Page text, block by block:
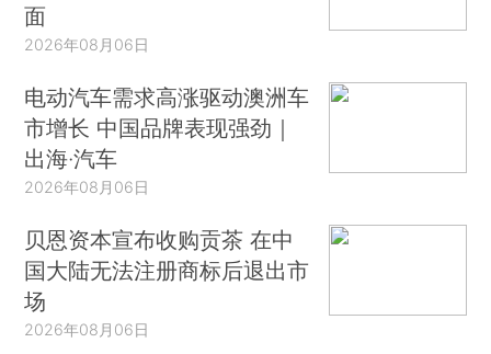
面
2026年08月06日
电动汽车需求高涨驱动澳洲车
市增长 中国品牌表现强劲｜
出海·汽车
2026年08月06日
贝恩资本宣布收购贡茶 在中
国大陆无法注册商标后退出市
场
2026年08月06日